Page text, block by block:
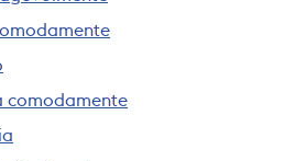
comodamente